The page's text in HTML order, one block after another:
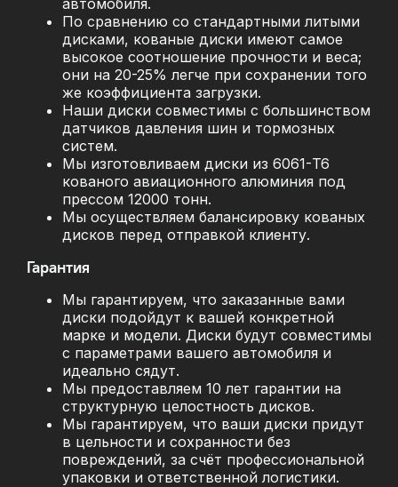
По сравнению со стандартными литыми
дисками, кованые диски имеют самое
высокое соотношение прочности и веса;
они на 20-25% легче при сохранении того
же коэффициента загрузки.
Наши диски совместимы с большинством
датчиков давления шин и тормозных
систем.
Мы изготовливаем диски из 6061-T6
кованого авиационного алюминия под
прессом 12000 тонн.
Мы осуществляем балансировку кованых
дисков перед отправкой клиенту.
Гарантия
Мы гарантируем, что заказанные вами
диски подойдут к вашей конкретной
марке и модели. Диски будут совместимы
с параметрами вашего автомобиля и
идеально сядут.
Мы предоставляем 10 лет гарантии на
структурную целостность дисков.
Мы гарантируем, что ваши диски придут
в цельности и сохранности без
повреждений, за счёт профессиональной
упаковки и ответственной логистики.